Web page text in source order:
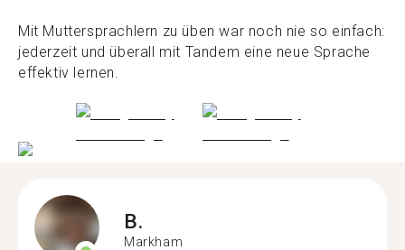
Mit Muttersprachlern zu üben war noch nie so einfach:
jederzeit und überall mit Tandem eine neue Sprache
effektiv lernen.
B.
Markham